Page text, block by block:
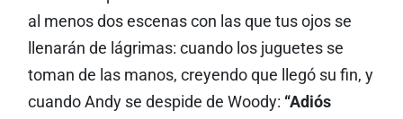
al menos dos escenas con las que tus ojos se
llenarán de lágrimas: cuando los juguetes se
toman de las manos, creyendo que llegó su fin, y
cuando Andy se despide de Woody: “Adiós